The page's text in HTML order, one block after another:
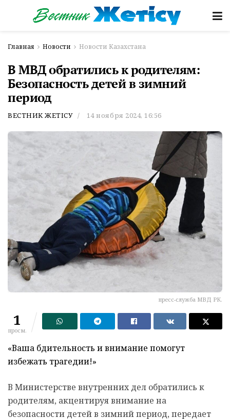
Главная Новости Новости Казахстана
В МВД обратились к родителям:
Безопасность детей в зимний
период
ВЕСТНИК ЖЕТІСУ 14 ноября 2024, 16:56
пресс-служба МВД РК.
1
просм.
«Ваша бдительность и внимание помогут
избежать трагедии!»
В Министерстве внутренних дел обратились к
родителям, акцентируя внимание на
безопасности детей в зимний период, передает